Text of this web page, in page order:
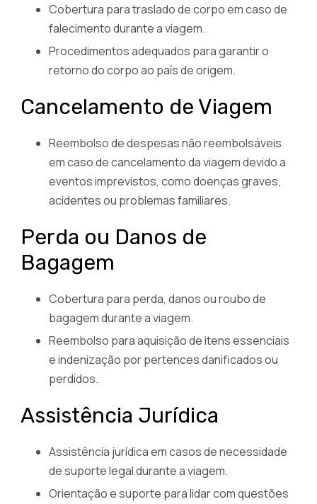
Cobertura para traslado de corpo em caso de
falecimento durante a viagem.
Procedimentos adequados para garantir o
retorno do corpo ao país de origem.
Cancelamento de Viagem
Reembolso de despesas não reembolsáveis
em caso de cancelamento da viagem devido a
eventos imprevistos, como doenças graves,
acidentes ou problemas familiares.
Perda ou Danos de
Bagagem
Cobertura para perda, danos ou roubo de
bagagem durante a viagem.
Reembolso para aquisição de itens essenciais
e indenização por pertences danificados ou
perdidos.
Assistência Jurídica
Assistência jurídica em casos de necessidade
de suporte legal durante a viagem.
Orientação e suporte para lidar com questões